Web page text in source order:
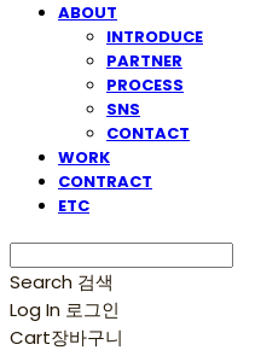
ABOUT
INTRODUCE
PARTNER
PROCESS
SNS
CONTACT
WORK
CONTRACT
ETC
Search 검색
Log In 로그인
Cart장바구니